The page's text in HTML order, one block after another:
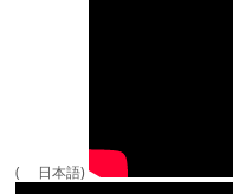
( 日本語)